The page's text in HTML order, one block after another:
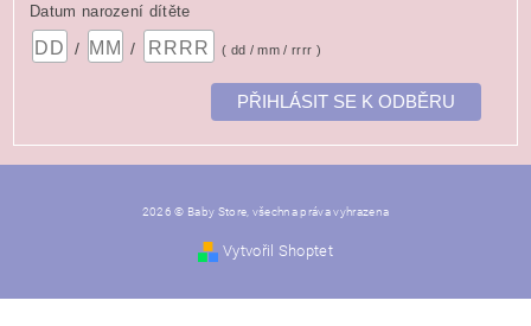
Datum narození dítěte
/ / ( dd / mm / rrrr )
2026 © Baby Store, všechna práva vyhrazena
Vytvořil Shoptet